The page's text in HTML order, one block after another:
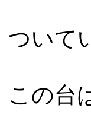
ついて
この台